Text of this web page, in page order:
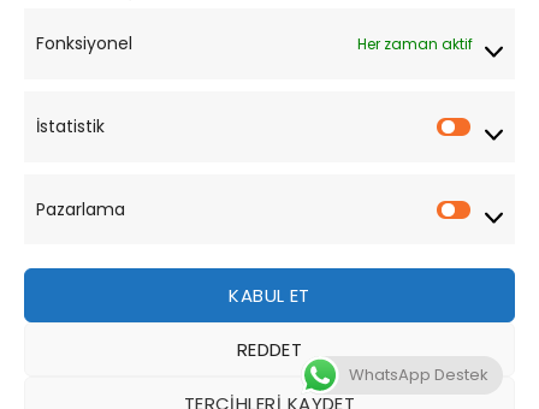
Fonksiyonel Her zaman aktif
İstatistik
Pazarlama
KABUL ET
REDDET
TERCIHLERI KAYDET
Sipariş Takibi
Bu site, size daha iyi bir tarama deneyimi sunmak için
çerezler kullanmaktadır. Bu web sitesinde gezinerek,
WhatsApp Destek